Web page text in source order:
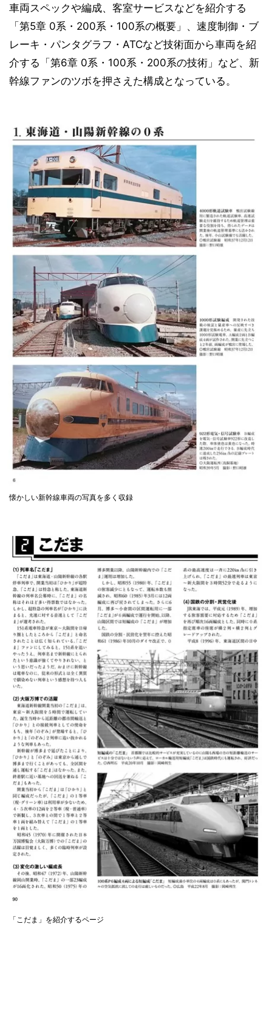
車両スペックや編成、客室サービスなどを紹介する
「第5章 0系・200系・100系の概要」、速度制御・ブ
レーキ・パンタグラフ・ATCなど技術面から車両を紹
介する「第6章 0系・100系・200系の技術」など、新
幹線ファンのツボを押さえた構成となっている。
懐かしい新幹線車両の写真を多く収録
「こだま」を紹介するページ